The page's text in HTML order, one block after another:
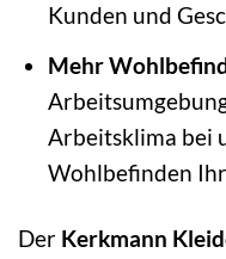
Kunden und
Mehr
Arbeitsklima bei
Wohlbefinden
Der Kerkmann